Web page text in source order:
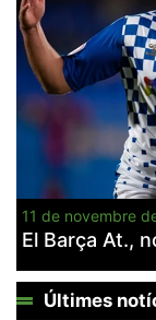
11 de novembre
El Barça At.,
Últimes